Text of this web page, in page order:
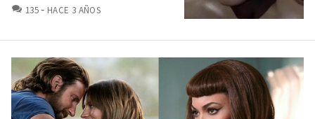
135COMENTARIOS
HACE 3 AÑOS